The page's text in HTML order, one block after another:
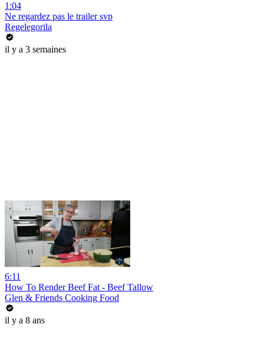
1:04
Ne regardez pas le trailer svp
Regelegorila
il y a 3 semaines
6:11
How To Render Beef Fat - Beef Tallow
Glen & Friends Cooking Food
il y a 8 ans